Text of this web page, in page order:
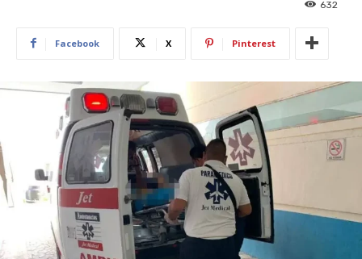
632
Facebook X Pinterest